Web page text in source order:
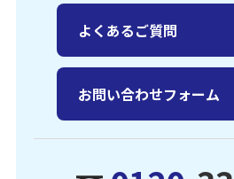
よくあるご質問
お問い合わせフォーム